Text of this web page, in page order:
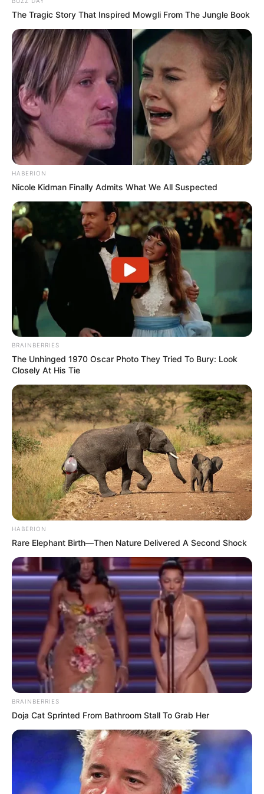
από αυτούς έγιναν σαν εθνικοί σύμβουλοι
https://twitter.com/Megohelie1/status/1603633495334477
825
ΤοTeam Haloήταν και είναι άλλο ένα εργαλείο
προπαγάνδας, για να προωθήσει το εμβόλιο στα
παιδιά.Δεν θα το παραδεχτούν ποτέ ανοιχτά, αλλά
θεωρώντας ότι τοTikTok
είναι μια από τις
εφαρμογές επιλογής για τα παιδιά, δεν υπάρχει
αμφιβολία γι’ αυτό. Αυτοί οι λεγόμενοι “γιατροί”
σίγουρα δεν το κάνουν αυτό δωρεάν και προφανώς
αποζημιώνονται αδρά για αυτό.
για μια στρατιά γιατρών του TikTok που σπρώχνουν
το εμβόλιο
Στην πραγματικότητα, είναι απλώς ένα άλλο εργαλείο του
WEF που υποστηρίζεται από συνεργάτες του WEF…
Διαβάστε επίσης –
“Εμπιστευτείτε τους
Eιδικούς”, λένε.. Και οι αρρώστιες κάνουν.. πάρτι
nikolaosanaximandros.gr
ΣΤΗΡΙΞΤΕ ΤΗΝ ΠΡΟΣΠΑΘΕΙΑ ΜΑΣ.. ΜΗΝ
ΑΦΗΣΕΤΕ ΝΑ ΚΛΕΙΣΕΙ ΑΥΤΟ ΤΟ ΙΣΤΟΛΟΓΙΟ…
ΔΩΡΕΑ..ΠΑΤΗΣΤΕ ΤΟ ΚΟΥΜΠΙ “DONATE”
ΠΑΡΑΚΑΤΩ(απλά εδώ να τονίσω ότι για να
προχωρήσει η διαδικασία με το DONATE, ΔΕΝ
πρέπει να τσεκάρετε το κουτί που σας ζητάει να
διατηρήσει τα στοιχεία σας)…ΕΑΝ ΚΑΠΟΙΟΙ ΔΕΝ
ΘΕΛΕΤΕ ΝΑ ΔΩΣΕΤΕ ΣΤΟΙΧΕΙΑ ΤΗΣ ΚΑΡΤΑΣ
ΣΑΣ ΣΤΟ ΔΙΑΔΙΚΤΥΟ, Η ΑΠΛΑ ΔΕΝ ΤΑ
ΚΑΤΑΦΕΡΝΕΤΕ ΜΕ ΑΥΤΑ, ΜΠΟΡΕΙΤΕ ΝΑ ΜΟΥ
ΚΑΤΑΘΕΣΕΤΕ ΣΕ ΛΟΓΑΡΙΑΣΜΟ ΣΤΗΝ ΕΘΝΙΚΗ
ΜΕ IBAN GR9501104880000048834149733
(ΣΤΟ ΟΝΟΜΑ ΕΥΤΥΧΙΑ ΝΙΚΑ) ΓΡΑΦΟΝΤΑΣ ΩΣ
ΔΙΚΑΙΟΛΟΓΙΑ “ΔΩΡΕΑ” ΚΑΙ ΑΝ ΘΕΛΕΤΕ ΚΑΙ ΤΟ
ΟΝΟΜΑ ΣΑΣ ΓΙΑ ΝΑ ΜΠΟΡΩ ΝΑ ΞΕΡΩ ΠΟΙΟΙ ΜΕ
ΒΟΗΘΑΤΕ
ΥΠΟΣΤΗΡΙΞΤΕ ΤΟΝ ΑΓΩΝΑ ΜΑΣ
Επισκεφτείτετο κανάλι μου στο youtubeαν
ψάχνετε πραγματικά να βρείτε την αλήθεια… Η
Ενημέρωση που δεν θα ακούσετε ποτέ από τα
κυρίαρχα ΜΜΕ… Υποστηρίξτε αυτόν τον αγώνα με
την εγγραφή, τα κόσμια σχόλια και τα λάικ σας…
The Tragic Story That Inspired Mowgli From The Jungle Book
HABERION
Nicole Kidman Finally Admits What We All Suspected
BRAINBERRIES
The Unhinged 1970 Oscar Photo They Tried To Bury: Look
Closely At His Tie
HABERION
Rare Elephant Birth—Then Nature Delivered A Second Shock
BRAINBERRIES
Doja Cat Sprinted From Bathroom Stall To Grab Her